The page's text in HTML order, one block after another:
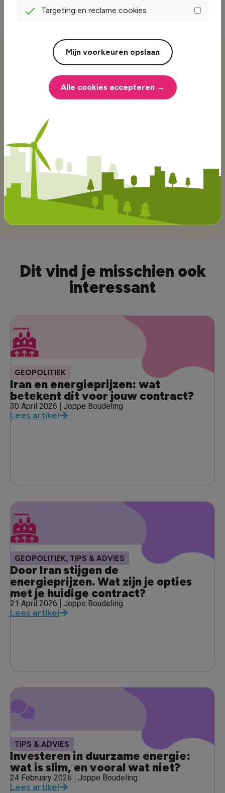
Handige informatieover energie
Duurzame energie
Bespaartips
Energievergelijker
Dit vind je misschien ook
interessant
GEOPOLITIEK
Iran en energieprijzen: wat
betekent dit voor jouw contract?
30 April 2026 Joppe Boudeling
Lees artikel
GEOPOLITIEK, TIPS & ADVIES
Door Iran stijgen de
energieprijzen. Wat zijn je opties
met je huidige contract?
21 April 2026 Joppe Boudeling
Lees artikel
TIPS & ADVIES
Investeren in duurzame energie:
wat is slim, en vooral wat niet?
24 February 2026 Joppe Boudeling
Lees artikel
Targeting en reclame cookies
Mijn voorkeuren opslaan
Alle cookies accepteren →